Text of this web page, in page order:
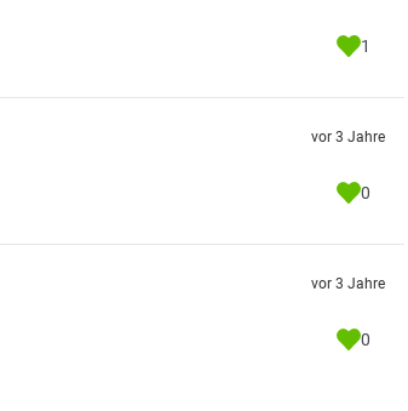
1
vor 3 Jahre
0
vor 3 Jahre
0